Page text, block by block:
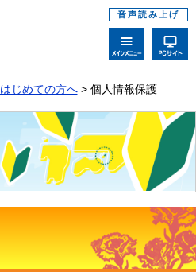
音声読み上げ
はじめての方へ> 個人情報保護